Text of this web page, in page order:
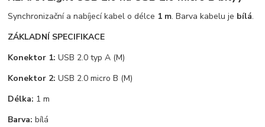
Synchronizační a nabíjecí kabel o délce 1 m. Barva kabelu je bílá.
ZÁKLADNÍ SPECIFIKACE
Konektor 1: USB 2.0 typ A (M)
Konektor 2: USB 2.0 micro B (M)
Délka: 1 m
Barva: bílá